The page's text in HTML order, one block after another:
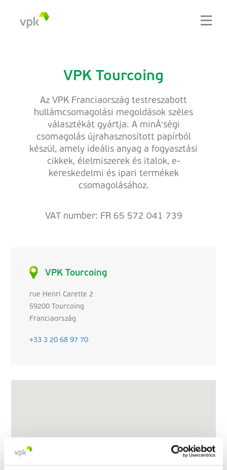
VPK Tourcoing
Az VPK Franciaország testreszabott
hullámcsomagolási megoldások széles
választékát gyártja. A minÅ‘ségi
csomagolás újrahasznosított papírból
készül, amely ideális anyag a fogyasztási
cikkek, élelmiszerek és italok, e-
kereskedelmi és ipari termékek
csomagolásához.
VAT number: FR 65 572 041 739
VPK Tourcoing
rue Henri Carette 2
59200 Tourcoing
Franciaország
+33 3 20 68 97 70